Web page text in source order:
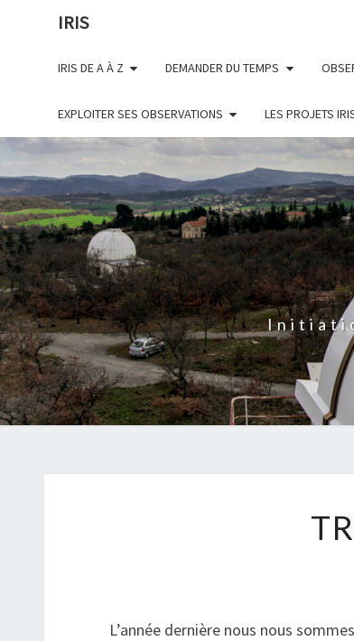
IRIS
IRIS DE A À Z DEMANDER DU TEMPS
EXPLOITER SES OBSERVATIONS LES PROJETS
L’année dernière nous nous